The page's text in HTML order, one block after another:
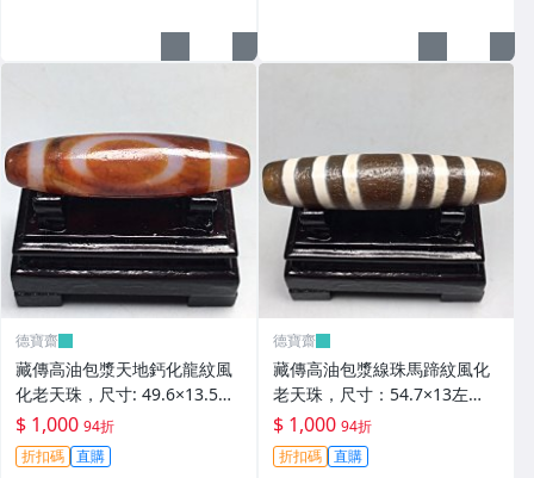
德寶齋
藏傳高油包漿天地鈣化龍紋風
化老天珠，尺寸: 49.6×13.5左
右，材質：瑪瑙， 天珠 瑪瑙
硃砂【德寶齋】406
$ 1,000 94折
折扣碼 直購
德寶齋
藏傳高油包漿線珠馬蹄紋風化
老天珠，尺寸：54.7×13左
右，材質：瑪瑙，玉髓 天珠 瑪
瑙 硃砂【德寶齋】405
$ 1,000 94折
折扣碼 直購